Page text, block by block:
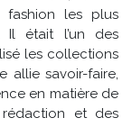
fashion les plus
Il était l’un des
les collections
allie savoir-faire,
en matière de
et des